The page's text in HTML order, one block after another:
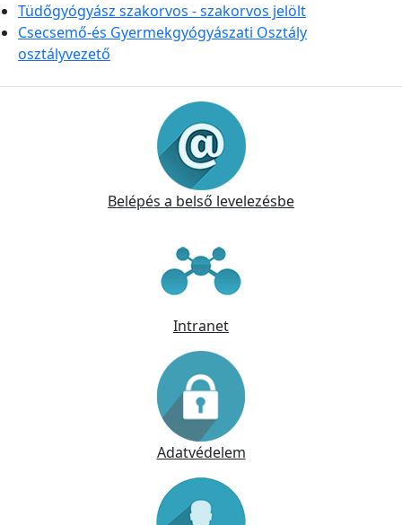
Tüdőgyógyász szakorvos - szakorvos jelölt
Csecsemő-és Gyermekgyógyászati Osztály
osztályvezető
Belépés a belső levelezésbe
Intranet
Adatvédelem